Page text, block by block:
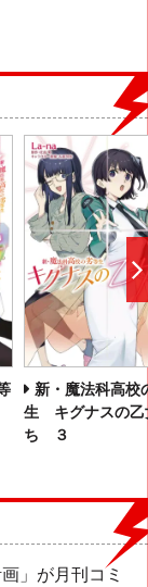
新・魔法科高校
生 キグナスの乙
ち ３
」が月刊コミ